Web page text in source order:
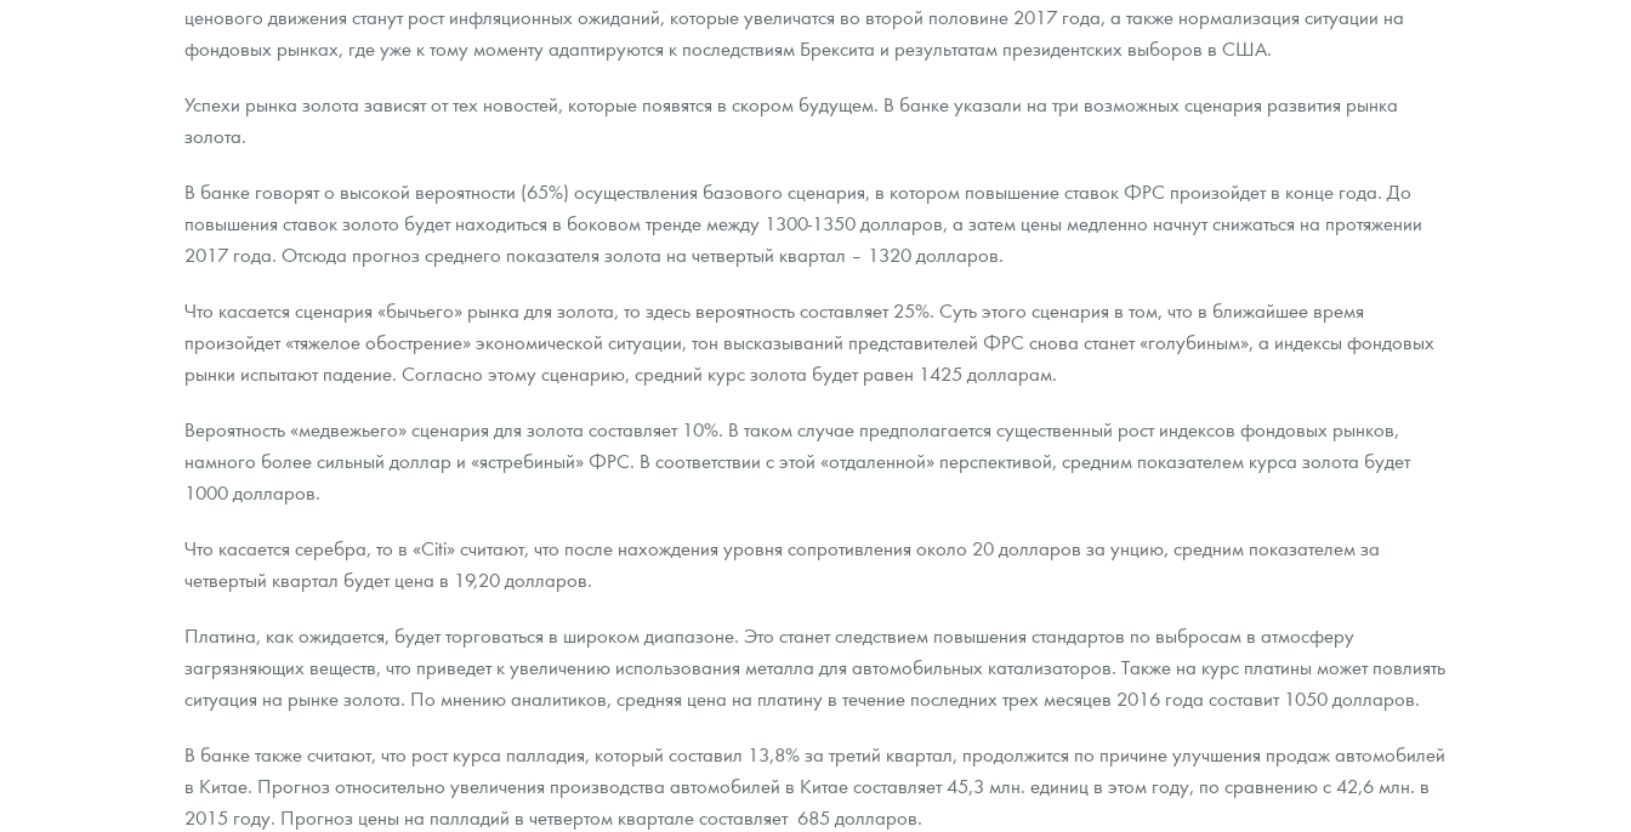
Монеты и жетоны из недрагоценных металлов
Книги по нумизматике
ценового движения станут рост инфляционных ожиданий, которые увеличатся во второй половине 2017 года, а также нормализация ситуации на
фондовых рынках, где уже к тому моменту адаптируются к последствиям Брексита и результатам президентских выборов в США.
Успехи рынка золота зависят от тех новостей, которые появятся в скором будущем. В банке указали на три возможных сценария развития рынка
золота.
В банке говорят о высокой вероятности (65%) осуществления базового сценария, в котором повышение ставок ФРС произойдет в конце года. До
повышения ставок золото будет находиться в боковом тренде между 1300-1350 долларов, а затем цены медленно начнут снижаться на протяжении
2017 года. Отсюда прогноз среднего показателя золота на четвертый квартал – 1320 долларов.
Что касается сценария «бычьего» рынка для золота, то здесь вероятность составляет 25%. Суть этого сценария в том, что в ближайшее время
произойдет «тяжелое обострение» экономической ситуации, тон высказываний представителей ФРС снова станет «голубиным», а индексы фондовых
рынки испытают падение. Согласно этому сценарию, средний курс золота будет равен 1425 долларам.
Вероятность «медвежьего» сценария для золота составляет 10%. В таком случае предполагается существенный рост индексов фондовых рынков,
намного более сильный доллар и «ястребиный» ФРС. В соответствии с этой «отдаленной» перспективой, средним показателем курса золота будет
1000 долларов.
Что касается серебра, то в «Citi» считают, что после нахождения уровня сопротивления около 20 долларов за унцию, средним показателем за
четвертый квартал будет цена в 19,20 долларов.
Платина, как ожидается, будет торговаться в широком диапазоне. Это станет следствием повышения стандартов по выбросам в атмосферу
загрязняющих веществ, что приведет к увеличению использования металла для автомобильных катализаторов. Также на курс платины может повлиять
ситуация на рынке золота. По мнению аналитиков, средняя цена на платину в течение последних трех месяцев 2016 года составит 1050 долларов.
В банке также считают, что рост курса палладия, который составил 13,8% за третий квартал, продолжится по причине улучшения продаж автомобилей
в Китае. Прогноз относительно увеличения производства автомобилей в Китае составляет 45,3 млн. единиц в этом году, по сравнению с 42,6 млн. в
2015 году. Прогноз цены на палладий в четвертом квартале составляет 685 долларов.